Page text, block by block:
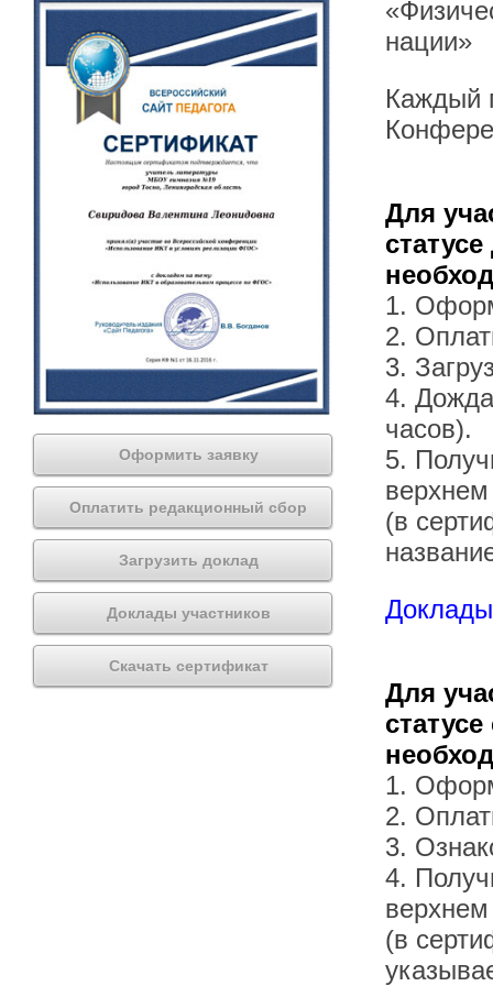
Оформить заявку
Оплатить редакционный сбор
Загрузить доклад
Доклады участников
Скачать сертификат
нации»
Каждый
Для
1.
2.
3.
4.
часов).
5.
(в
Для
1.
2.
3.
4.
(в